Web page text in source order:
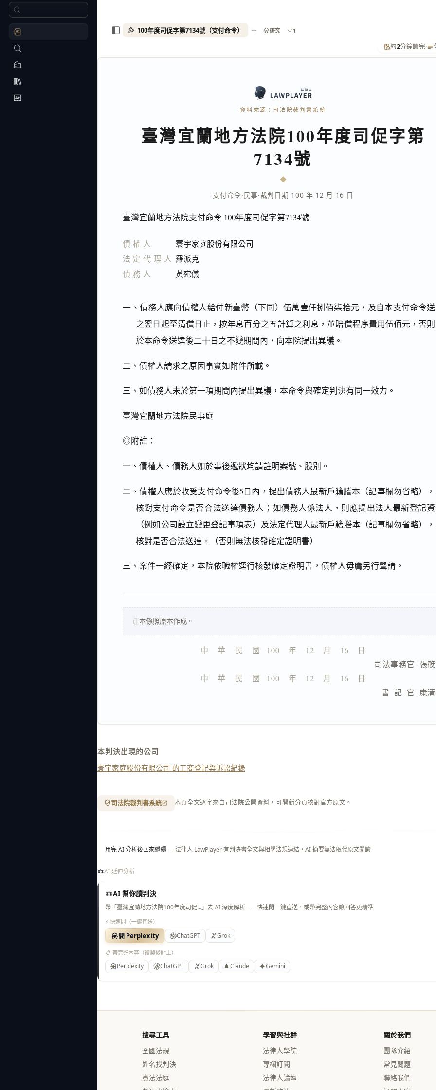
約2分鐘讀完·
資料來源：司法院裁判書系統
臺灣宜蘭地方法院100年度司促字第
7134號
支付命令·民事·裁判日期 100 年 12 月 16 日
臺灣宜蘭地方法院支付命令 100年度司促字第7134號
債權人
寰宇家庭股份有限公司
法定代理人 羅派克
債務人
黃宛儀
一、債務人應向債權人給付新臺幣（下同）伍萬壹仟捌佰柒拾元，及自本支付命令
之翌日起至清償日止，按年息百分之五計算之利息，並賠償程序費用伍佰元，否
於本命令送達後二十日之不變期間內，向本院提出異議。
二、債權人請求之原因事實如附件所載。
三、如債務人未於第一項期間內提出異議，本命令與確定判決有同一效力。
臺灣宜蘭地方法院民事庭
◎附註：
一、債權人、債務人如於事後遞狀均請註明案號、股別。
二、債權人應於收受支付命令後5日內，提出債務人最新戶籍謄本（記事欄勿省略）
核對支付命令是否合法送達債務人；如債務人係法人，則應提出法人最新登記
（例如公司設立變更登記事項表）及法定代理人最新戶籍謄本（記事欄勿省略）
核對是否合法送達。（否則無法核發確定證明書）
三、案件一經確定，本院依職權逕行核發確定證明書，債權人毋庸另行聲請。
正本係照原本作成。
中    華    民    國   100    年    12    月    16    日
司法事務官  張
中    華    民    國   100    年    12    月    16    日
書  記  官  康
本判決出現的公司
寰宇家庭股份有限公司 的工商登記與訴訟紀錄
司法院裁判書系統 本頁全文逐字來自司法院公開資料，可開新分頁核對官方原文。
用完 AI 分析後回來繼續— 法律人 LawPlayer 有判決書全文與相關法規連結，AI 摘要無法取代原文閱讀
AI 延伸分析
AI 幫你讀判決
帶「臺灣宜蘭地方法院100年度司促…」去 AI 深度解析——快速問一鍵直送，或帶完整內容讓回答更精準
⚡ 快速問（一鍵直送）
問 Perplexity ChatGPT Grok
📋 帶完整內容（複製後貼上）
Perplexity ChatGPT Grok Claude Gemini
搜尋工具
全國法規
姓名找判決
憲法法庭
學習與社群
法律人學院
專欄訂閱
法律人論壇
關於我們
團隊介紹
常見問題
聯絡我們
100年度司促字第7134號（支付命令） 研究 1